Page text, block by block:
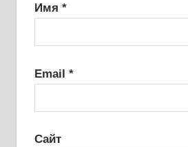
Имя *
Email *
Сайт